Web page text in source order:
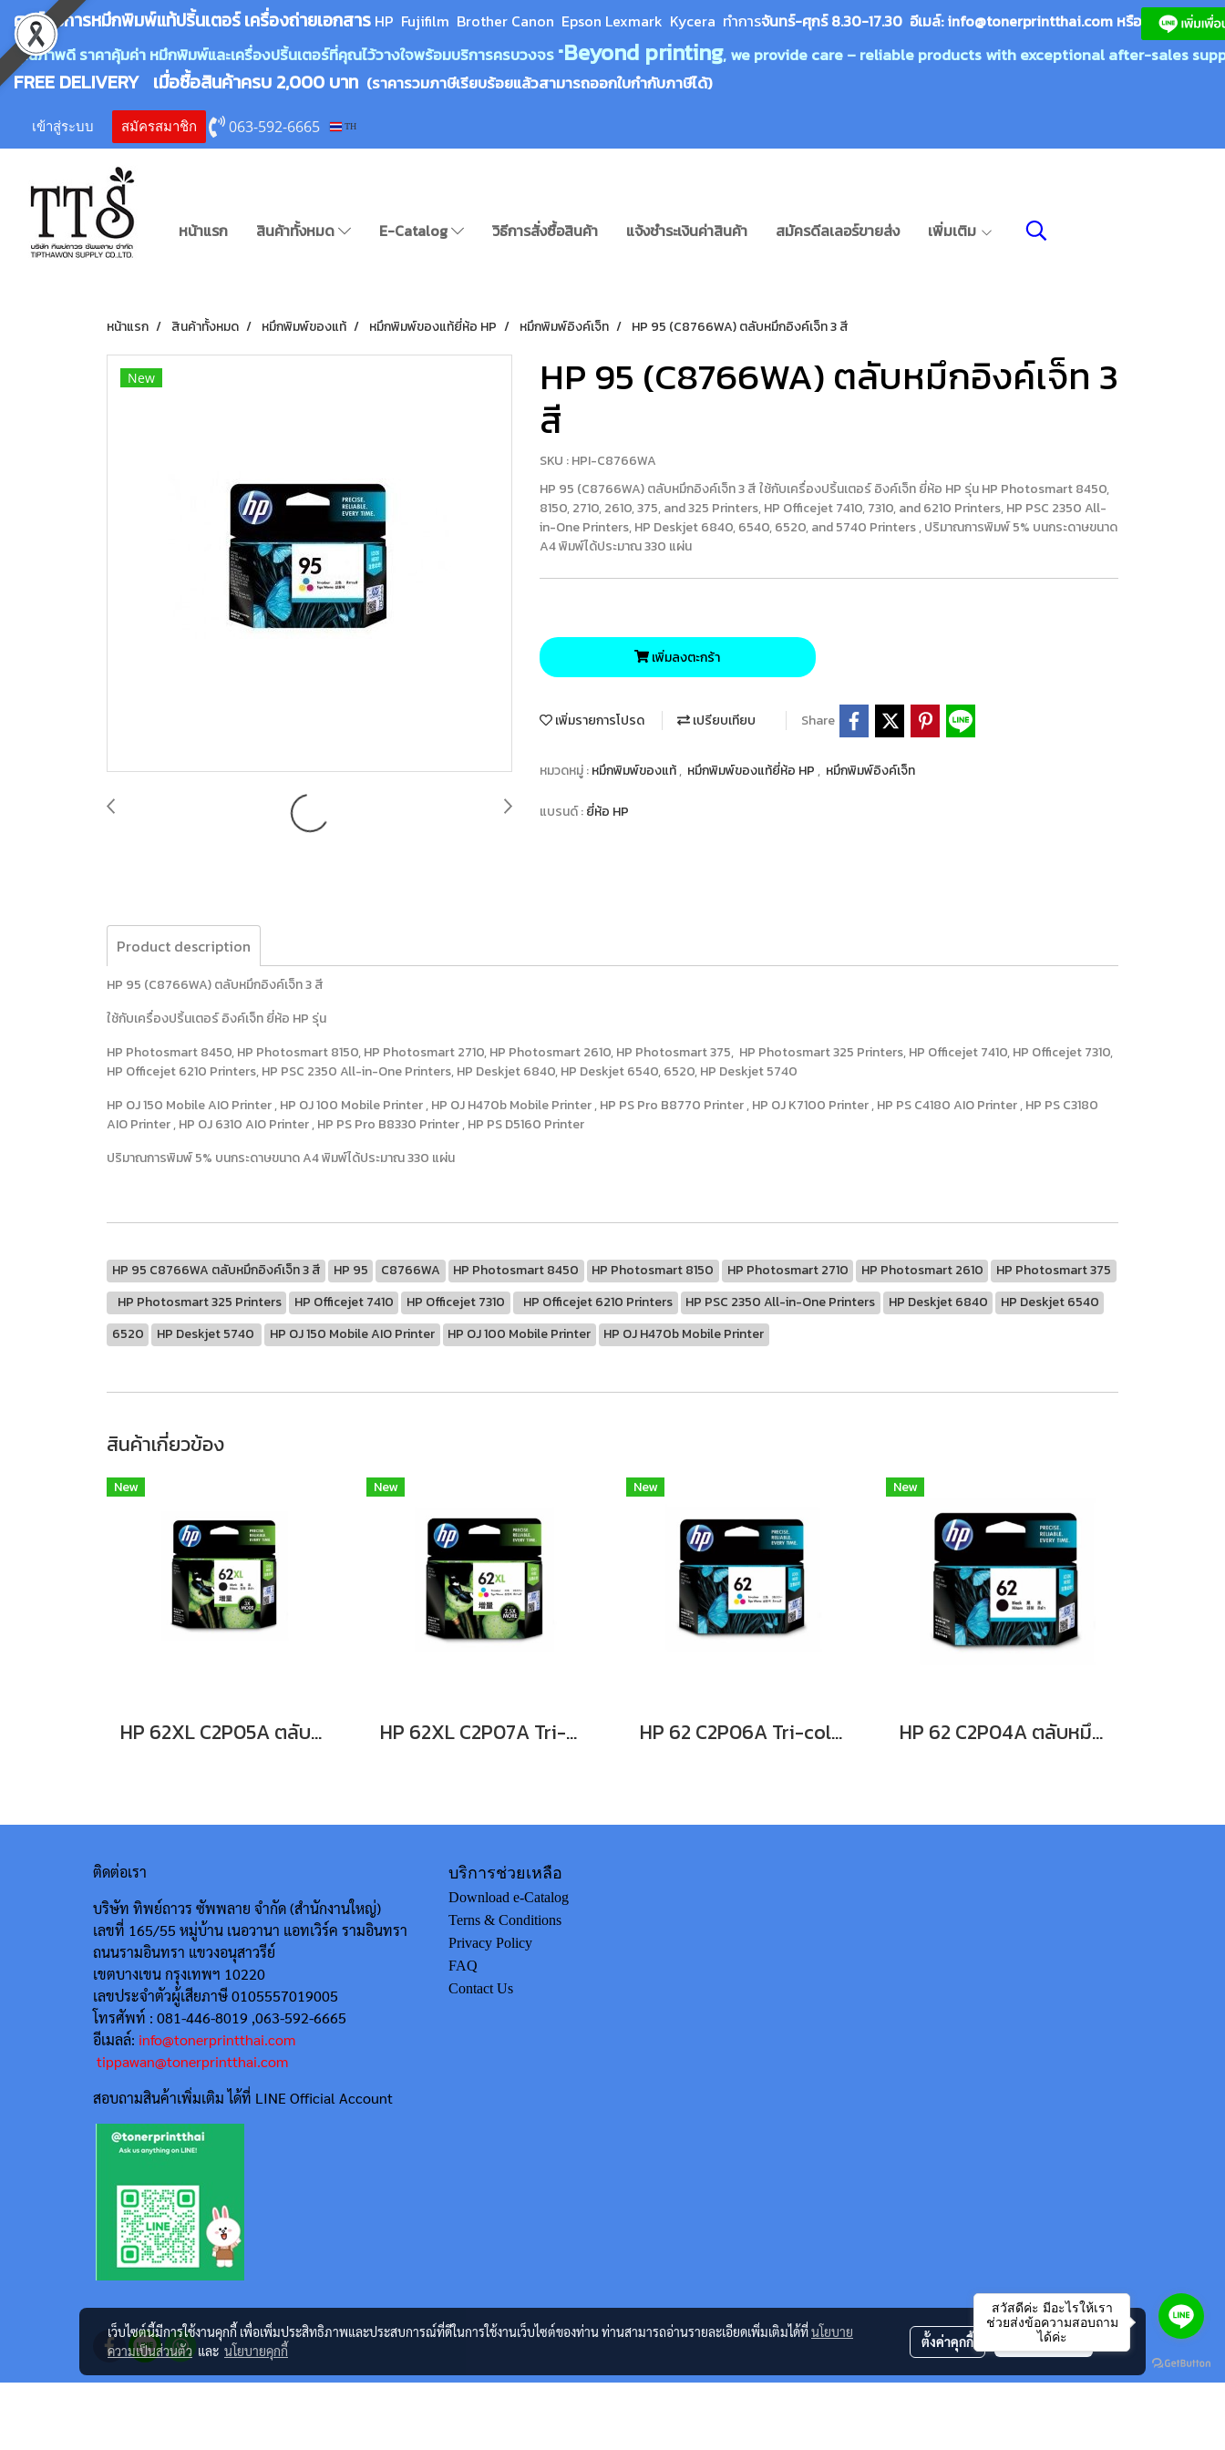
ศูนย์บริการหมึกพิมพ์แท้ปริ้นเตอร์ เครื่องถ่ายเอกสาร HP Fujifilm Brother Canon Epson Lexmark Kycera ทำการจันทร์-ศุกร์ 8.30-17.30 อีเมล์:info@tonerprintthai.com หรือ
คุณภาพดี ราคาคุ้มค่า หมึกพิมพ์และเครื่องปริ้นเตอร์ที่คุณไว้วางใจพร้อมบริการครบวงจร "Beyond printing, we provide care – reliable products with exceptional after-sales
FREE DELIVERY เมื่อซื้อสินค้าครบ 2,000 บาท (ราคารวมภาษีเรียบร้อยแล้วสามารถออกใบกำกับภาษีได้)
เข้าสู่ระบบ สมัครสมาชิก 063-592-6665 TH
หน้าแรก สินค้าทั้งหมด E-Catalog วิธีการสั่งซื้อสินค้า แจ้งชำระเงินค่าสินค้า สมัครดีลเลอร์ขายส่ง เพิ่มเติม
หน้าแรก สินค้าทั้งหมด หมึกพิมพ์ของแท้ หมึกพิมพ์ของแท้ยี่ห้อ HP หมึกพิมพ์อิงค์เจ็ท HP 95 (C8766WA) ตลับหมึกอิงค์เจ็ท 3 สี
New
HP 95 (C8766WA) ตลับหมึกอิงค์เจ็ท 3
สี
SKU : HPI-C8766WA
HP 95 (C8766WA) ตลับหมึกอิงค์เจ็ท 3 สี ใช้กับเครื่องปริ้นเตอร์ อิงค์เจ็ท ยี่ห้อ HP รุ่น HP Photosmart 8450,
8150, 2710, 2610, 375, and 325 Printers, HP Officejet 7410, 7310, and 6210 Printers, HP PSC 2350 All-
in-One Printers, HP Deskjet 6840, 6540, 6520, and 5740 Printers , ปริมาณการพิมพ์ 5% บนกระดาษขนาด
A4 พิมพ์ได้ประมาณ 330 แผ่น
เพิ่มลงตะกร้า
เพิ่มรายการโปรด เปรียบเทียบ Share
หมวดหมู่ :หมึกพิมพ์ของแท้, หมึกพิมพ์ของแท้ยี่ห้อ HP , หมึกพิมพ์อิงค์เจ็ท
แบรนด์ :ยี่ห้อ HP
Product description
HP 95 (C8766WA) ตลับหมึกอิงค์เจ็ท 3 สี
ใช้กับเครื่องปริ้นเตอร์ อิงค์เจ็ท ยี่ห้อ HP รุ่น
HP Photosmart 8450, HP Photosmart 8150, HP Photosmart 2710, HP Photosmart 2610, HP Photosmart 375, HP Photosmart 325 Printers, HP Officejet 7410, HP Officejet 7310,
HP Officejet 6210 Printers, HP PSC 2350 All-in-One Printers, HP Deskjet 6840, HP Deskjet 6540, 6520, HP Deskjet 5740
HP OJ 150 Mobile AIO Printer , HP OJ 100 Mobile Printer , HP OJ H470b Mobile Printer , HP PS Pro B8770 Printer , HP OJ K7100 Printer , HP PS C4180 AIO Printer , HP PS C3180
AIO Printer , HP OJ 6310 AIO Printer , HP PS Pro B8330 Printer , HP PS D5160 Printer
ปริมาณการพิมพ์ 5% บนกระดาษขนาด A4 พิมพ์ได้ประมาณ 330 แผ่น
HP 95 C8766WA ตลับหมึกอิงค์เจ็ท 3 สี HP 95 C8766WA HP Photosmart 8450 HP Photosmart 8150 HP Photosmart 2710 HP Photosmart 2610
HP Photosmart 375
HP Photosmart 325 Printers
HP Officejet 7410 HP Officejet 7310 HP Officejet 6210 Printers HP PSC 2350 All-in-One Printers HP Deskjet 6840
HP Deskjet 6540
6520
HP Deskjet 5740 HP OJ 150 Mobile AIO Printer HP OJ 100 Mobile Printer HP OJ H470b Mobile Printer
สินค้าเกี่ยวข้อง
New
HP 62XL C2P05A ตลับหมึกอิงค์เจ็ท สีดำ
New
HP 62XL C2P07A Tri-color ตลับหมึกอิงค์เจ็ท 3 สี
New
HP 62 C2P06A Tri-color ตลับหมึกอิงค์เจ็ท 3 สี
New
HP 62 C2P04A ตลับหมึกอิงค์เจ็ท สีดำ
ติดต่อเรา
บริษัท ทิพย์ถาวร ซัพพลาย จำกัด (สำนักงานใหญ่)
เลขที่ 165/55 หมู่บ้าน เนอวานา แอทเวิร์ค รามอินทรา
ถนนรามอินทรา แขวงอนุสาวรีย์
เขตบางเขน กรุงเทพฯ 10220
เลขประจำตัวผู้เสียภาษี 0105557019005
โทรศัพท์ : 081-446-8019 ,063-592-6665
อีเมลล์: info@tonerprintthai.com
tippawan@tonerprintthai.com
สอบถามสินค้าเพิ่มเติม ได้ที่ LINE Official Account
บริการช่วยเหลือ
Download e-Catalog
Terns & Conditions
Privacy Policy
FAQ
Contact Us
เว็บไซต์นี้มีการใช้งานคุกกี้ เพื่อเพิ่มประสิทธิภาพและประสบการณ์ที่ดีในการใช้งานเว็บไซต์ของท่าน ท่านสามารถอ่านรายละเอียดเพิ่มเติมได้ที่นโยบาย
ความเป็นส่วนตัวและ นโยบายคุกกี้
ตั้งค่าคุกกี้ ยอมรับทั้งหมด
สวัสดีค่ะ มีอะไรให้เรา
ช่วยส่งข้อความสอบถาม
ได้ค่ะ